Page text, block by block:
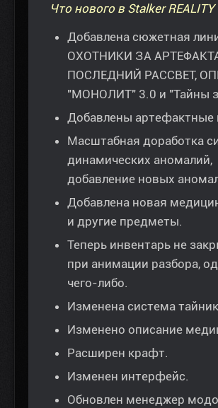
Что нового в Stalker
Добавлена сюжетная
ОХОТНИКИ ЗА
ПОСЛЕДНИЙ РАССВЕТ,
"МОНОЛИТ" 3.0 и "Тайны
Добавлены артефактные
Масштабная доработка
динамических аномалий,
добавление новых
Добавлена новая
и другие предметы.
Теперь инвентарь не
при анимации разбора,
чего-либо.
Изменена система
Изменено описание
Расширен крафт.
Изменен интерфейс.
Обновлен менеджер